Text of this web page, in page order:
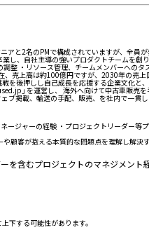
と2名のPMで構成されていますが、全員
し、自社主導の強いプロダクトチームを
整 ・リソース管理、チームメンバーへの
売上高は約100億円ですが、2030年の売
を後押しし自己成長を応援する企業文化
｣ を運営し、 海外へ向けて中古車販売
ブ掲載、輸送の手配、販売、を社内で一
ージャーの経験 ・プロジェクトリーダー等
や顧客が抱える本質的な問題点を理解し解
を含むプロジェクトのマネジメン
下する可能性があります。